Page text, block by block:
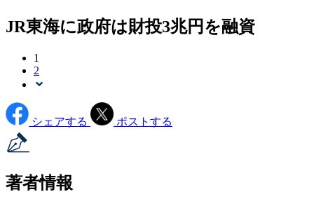
JR東海に政府は財投3兆円を融資
1
2
シェアする ポストする
著者情報